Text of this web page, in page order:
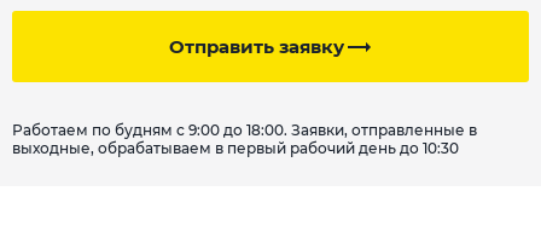
Отправить заявку
Работаем по будням с 9:00 до 18:00. Заявки, отправленные в
выходные, обрабатываем в первый рабочий день до 10:30